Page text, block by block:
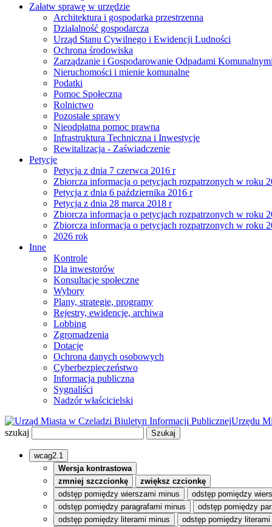
Załatw sprawę w urzędzie
Architektura i gospodarka przestrzenna
Działalność gospodarcza
Urząd Stanu Cywilnego i Ewidencji Ludności
Ochrona środowiska
Zarządzanie i Gospodarowanie Odpadami Komunalnymi
Nieruchomości i mienie komunalne
Podatki
Pomoc Społeczna
Rolnictwo
Pozostałe sprawy
Nieodpłatna pomoc prawna
Infrastruktura Techniczna i Inwestycje
Rewitalizacja - Zaświadczenie
Petycje
Petycja z dnia 7 czerwca 2016 r
Zbiorcza informacja o petycjach rozpatrzonych w roku
Petycja z dnia 6 października 2016 r
Petycja z dnia 28 marca 2018 r
Zbiorcza informacja o petycjach rozpatrzonych w roku
Zbiorcza informacja o petycjach rozpatrzonych w roku
2026 rok
Inne
Kontrole
Dla inwestorów
Konsultacje społeczne
Wybory
Plany, strategie, programy
Rejestry, ewidencje, archiwa
Lobbing
Zgromadzenia
Dotacje
Ochrona danych osobowych
Cyberbezpieczeństwo
Informacja publiczna
Sygnaliści
Nadzór właścicielski
Biuletyn Informacji PublicznejUrzędu
szukaj
wcag2.1
Wersja kontrastowa
zmniej szczcionkę
zwiększ czcionkę
odstęp pomiędzy wierszami minus
odstęp pomiędzy
odstęp pomiędzy paragrafami minus
odstęp pomiędzy
odstęp pomiędzy literami minus
odstęp pomiędzy literami